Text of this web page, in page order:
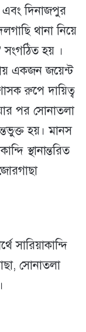
এবং দিনাজপুর
থানা নিয়ে
সংগঠিত হয় ।
একজন জয়েন্ট
রুপে দায়িত্ব
পর সোনাতলা
হয়। মানস
স্থানান্তরিত
সারিয়াকান্দি
সোনাতলা